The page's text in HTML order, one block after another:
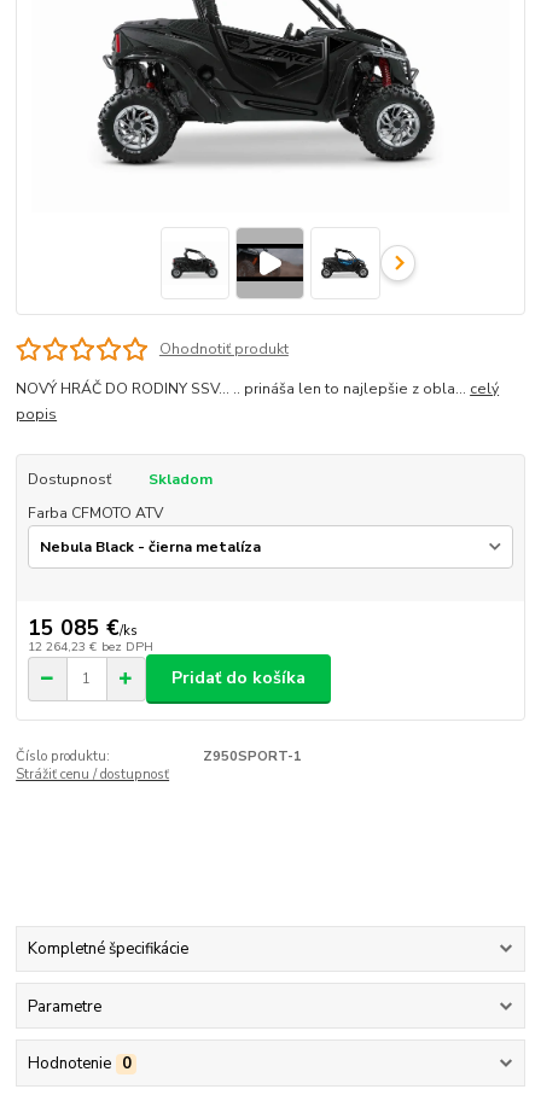
Ohodnotiť produkt
NOVÝ HRÁČ DO RODINY SSV… .. prináša len to najlepšie z obla... celý
popis
Dostupnosť
Skladom
Farba CFMOTO ATV
15 085 €/ks
12 264,23 € bez DPH
Pridať do košíka
Číslo produktu:
Z950SPORT-1
Strážiť cenu / dostupnosť
Kompletné špecifikácie
Parametre
Hodnotenie 0